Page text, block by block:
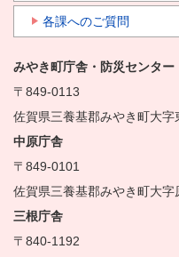
各課へのご質問
みやき町庁舎・防災センター
〒849-0113
佐賀県三養基郡みやき町大字
中原庁舎
〒849-0101
佐賀県三養基郡みやき町大字
三根庁舎
〒840-1192